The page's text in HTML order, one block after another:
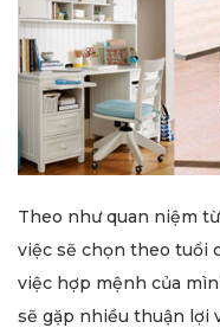
Theo như quan niệm
việc sẽ chọn theo tuổi
việc hợp mệnh của
sẽ gặp nhiều thuận lợi